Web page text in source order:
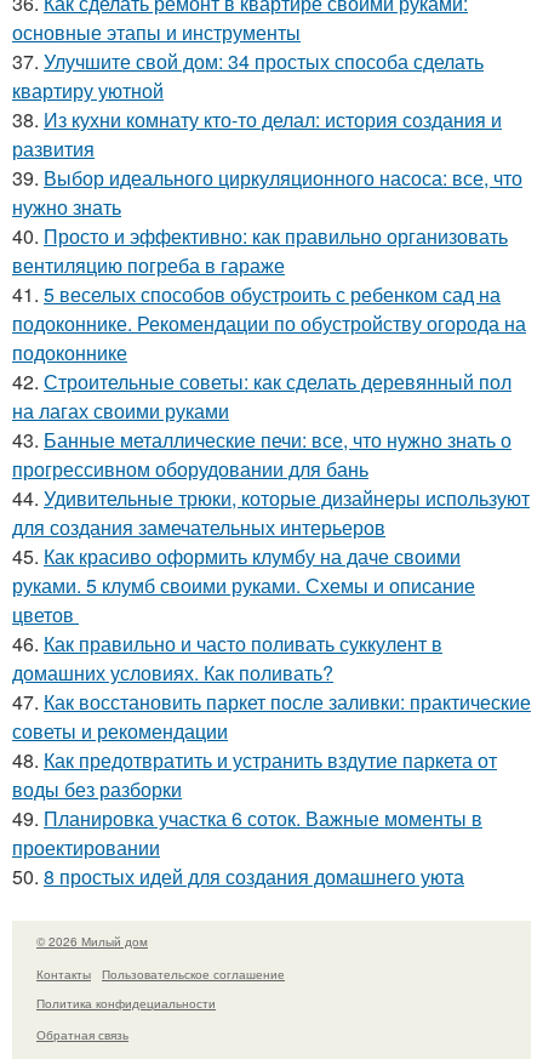
основные этапы и инструменты
37. Улучшите свой дом: 34 простых способа сделать
квартиру уютной
38. Из кухни комнату кто-то делал: история создания и
развития
39. Выбор идеального циркуляционного насоса: все, что
нужно знать
40. Просто и эффективно: как правильно организовать
вентиляцию погреба в гараже
41. 5 веселых способов обустроить с ребенком сад на
подоконнике. Рекомендации по обустройству огорода на
подоконнике
42. Строительные советы: как сделать деревянный пол
на лагах своими руками
43. Банные металлические печи: все, что нужно знать о
прогрессивном оборудовании для бань
44. Удивительные трюки, которые дизайнеры используют
для создания замечательных интерьеров
45. Как красиво оформить клумбу на даче своими
руками. 5 клумб своими руками. Схемы и описание
цветов
46. Как правильно и часто поливать суккулент в
домашних условиях. Как поливать?
47. Как восстановить паркет после заливки: практические
советы и рекомендации
48. Как предотвратить и устранить вздутие паркета от
воды без разборки
49. Планировка участка 6 соток. Важные моменты в
проектировании
50. 8 простых идей для создания домашнего уюта
© 2026 Милый дом
Контакты
Пользовательское соглашение
Политика конфидециальности
Обратная связь